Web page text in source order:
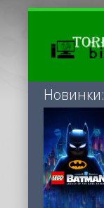
Новинки: